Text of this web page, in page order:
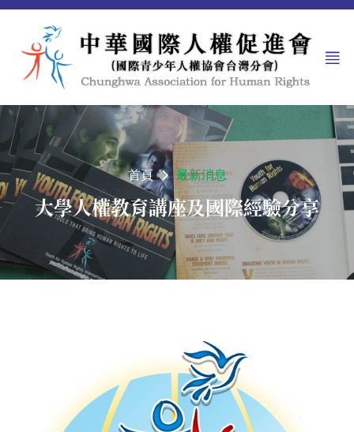
首頁 最新消息
大學人權教育講座及國際經驗分享